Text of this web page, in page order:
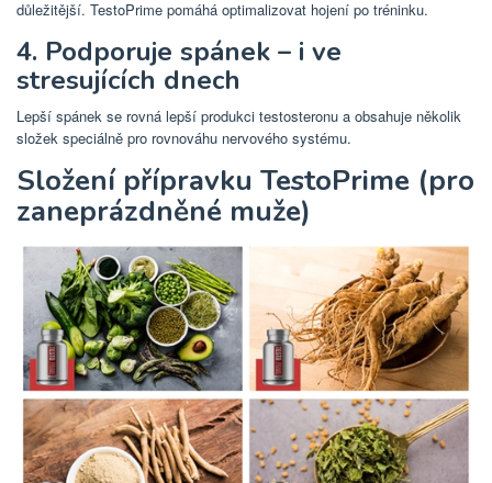
důležitější. TestoPrime pomáhá optimalizovat hojení po tréninku.
4. Podporuje spánek – i ve
stresujících dnech
Lepší spánek se rovná lepší produkci testosteronu a obsahuje několik
složek speciálně pro rovnováhu nervového systému.
Složení přípravku TestoPrime (pro
zaneprázdněné muže)